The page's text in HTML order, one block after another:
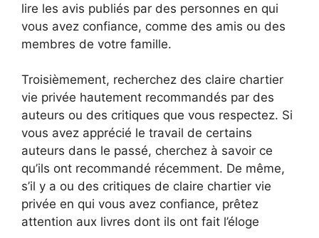
lire les avis publiés par des personnes en qui
vous avez confiance, comme des amis ou des
membres de votre famille.
Troisièmement, recherchez des claire chartier
vie privée hautement recommandés par des
auteurs ou des critiques que vous respectez. Si
vous avez apprécié le travail de certains
auteurs dans le passé, cherchez à savoir ce
qu’ils ont recommandé récemment. De même,
s’il y a ou des critiques de claire chartier vie
privée en qui vous avez confiance, prêtez
attention aux livres dont ils ont fait l’éloge